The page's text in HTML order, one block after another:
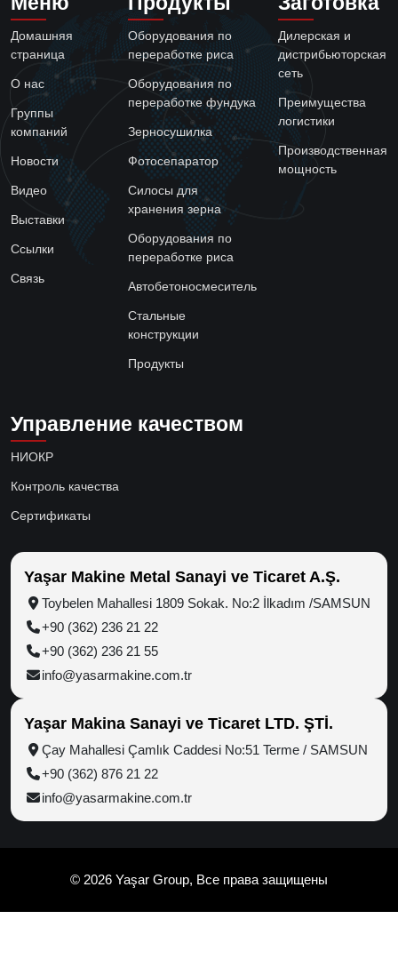
Домашняя
страница
О нас
Группы
компаний
Новости
Видео
Выставки
Ссылки
Связь
Оборудования по
переработке риса
Оборудования по
переработке фундука
Зерносушилка
Фотосепаратор
Силосы для
хранения зерна
Оборудования по
переработке риса
Автобетоносмеситель
Стальные
конструкции
Продукты
Дилерская и
дистрибьюторская
сеть
Преимущества
логистики
Производственная
мощность
Управление качеством
НИОКР
Контроль качества
Сертификаты
Yaşar Makine Metal Sanayi ve Ticaret A.Ş.
Toybelen Mahallesi 1809 Sokak. No:2 İlkadım /SAMSUN
+90 (362) 236 21 22
+90 (362) 236 21 55
info@yasarmakine.com.tr
Yaşar Makina Sanayi ve Ticaret LTD. ŞTİ.
Çay Mahallesi Çamlık Caddesi No:51 Terme / SAMSUN
+90 (362) 876 21 22
info@yasarmakine.com.tr
© 2026 Yaşar Group, Все права защищены